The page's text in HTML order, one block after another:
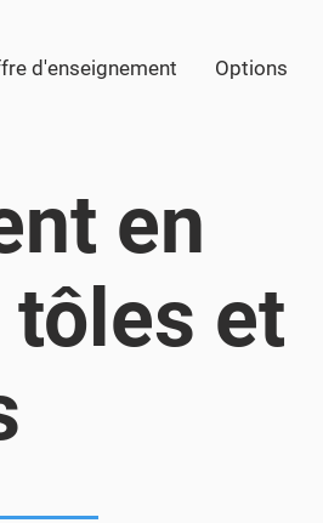
d'enseignement Options
en
et